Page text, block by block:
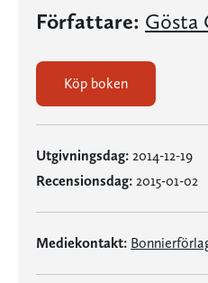
Författare: Gösta
Köp boken
Utgivningsdag: 2014-12-19
Recensionsdag: 2015-01-02
Mediekontakt: